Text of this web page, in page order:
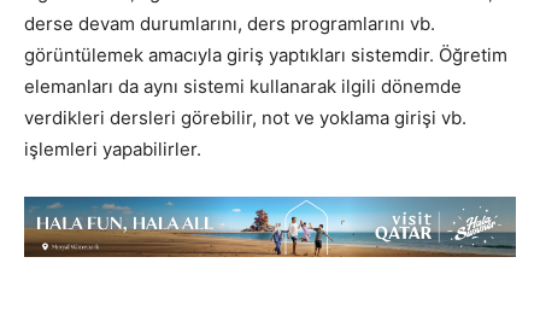
derse devam durumlarını, ders programlarını vb.
görüntülemek amacıyla giriş yaptıkları sistemdir. Öğretim
elemanları da aynı sistemi kullanarak ilgili dönemde
verdikleri dersleri görebilir, not ve yoklama girişi vb.
işlemleri yapabilirler.